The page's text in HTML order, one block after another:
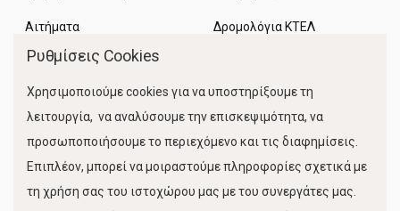
Αιτήματα Δρομολόγια ΚΤΕΛ
Κίνηση Λιμένος
Ρυθμίσεις Cookies
Χρησιμοποιούμε cookies για να υποστηρίξουμε τη
λειτουργία, να αναλύσουμε την επισκεψιμότητα, να
προσωποποιήσουμε το περιεχόμενο και τις διαφημίσεις.
Επιπλέον, μπορεί να μοιραστούμε πληροφορίες σχετικά με
τη χρήση σας του ιστοχώρου μας με του συνεργάτες μας.